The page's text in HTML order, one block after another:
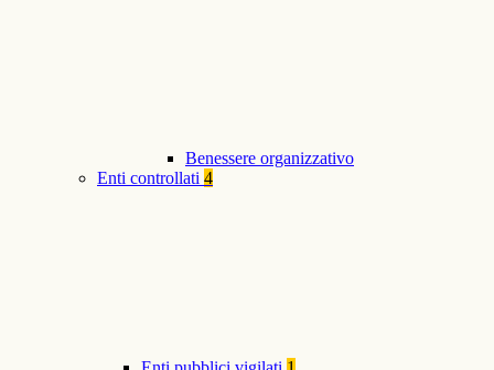
Benessere organizzativo
Enti controllati 4